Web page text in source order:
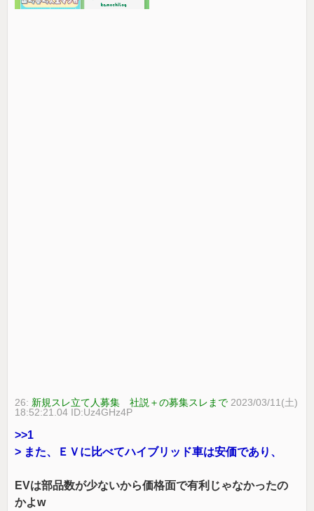
26: 新規スレ立て人募集 社説＋の募集スレまで 2023/03/11(土)
18:52:21.04 ID:Uz4GHz4P
>>1
> また、ＥＶに比べてハイブリッド車は安価であり、
EVは部品数が少ないから価格面で有利じゃなかったの
かよw